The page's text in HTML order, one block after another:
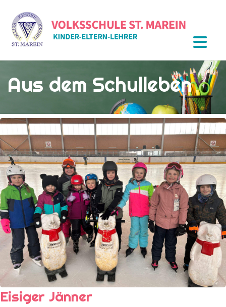
Aus dem Schulleben
Eisiger Jänner